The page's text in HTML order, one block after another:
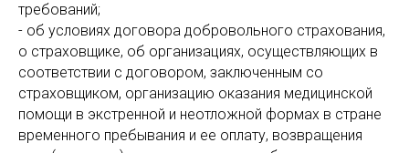
требований;
- об условиях договора добровольного страхования,
о страховщике, об организациях, осуществляющих в
соответствии с договором, заключенным со
страховщиком, организацию оказания медицинской
помощи в экстренной и неотложной формах в стране
временного пребывания и ее оплату, возвращения